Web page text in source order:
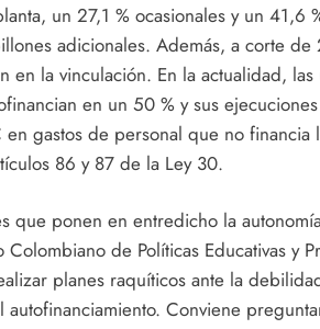
un 27,1 % ocasionales y un 41,6
adicionales. Además, a corte
en la vinculación. En la actualidad,
en un 50 % y sus
gastos de personal que no financia
86 y 87 de la Ley 30.
que ponen en entredicho la
de Políticas Educativas y
planes raquíticos ante la
Conviene